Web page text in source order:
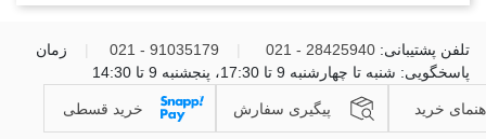
تلفن پشتیبانی: 28425940 - 021
91035179 - 021
زمان
پاسخگویی: شنبه تا چهارشنبه 9 تا 17:30، پنجشنبه 9 تا 14:30
خرید پیگیری سفارش خرید قسطی